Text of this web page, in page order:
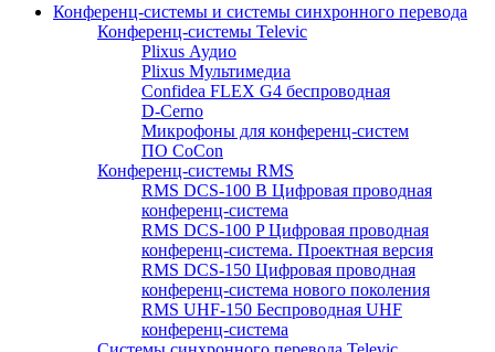
Конференц-системы и системы синхронного перевода
Конференц-системы Televic
Plixus Аудио
Plixus Мультимедиа
Confidea FLEX G4 беспроводная
D-Cerno
Микрофоны для конференц-систем
ПО CoCon
Конференц-системы RMS
RMS DCS-100 B Цифровая проводная
конференц-система
RMS DCS-100 P Цифровая проводная
конференц-система. Проектная версия
RMS DCS-150 Цифровая проводная
конференц-система нового поколения
RMS UHF-150 Беспроводная UHF
конференц-система